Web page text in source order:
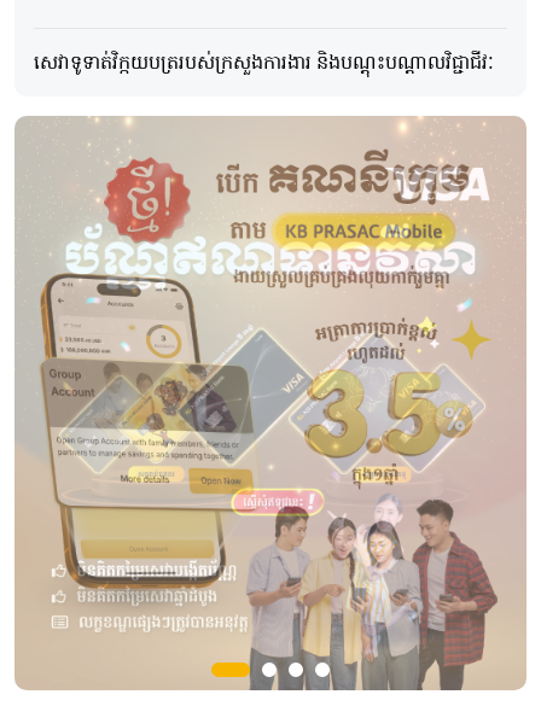
សេវាទូទាត់វិក្កយបត្ររបស់ក្រសួងការងារ និង​បណ្ដុះបណ្ដាលវិជ្ជាជីវៈ